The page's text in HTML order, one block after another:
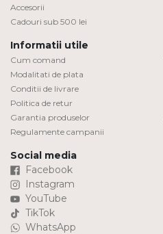
Accesorii
Cadouri sub 500 lei
Informatii utile
Cum comand
Modalitati de plata
Conditii de livrare
Politica de retur
Garantia produselor
Regulamente campanii
Social media
Facebook
Instagram
YouTube
TikTok
WhatsApp